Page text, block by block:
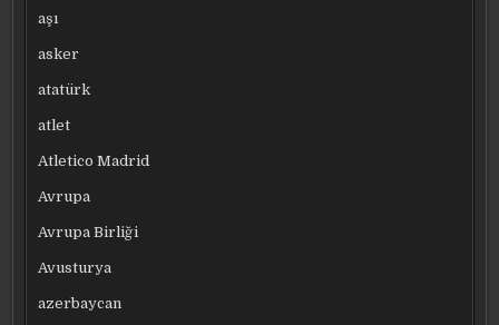
aşı
asker
atatürk
atlet
Atletico Madrid
Avrupa
Avrupa Birliği
Avusturya
azerbaycan